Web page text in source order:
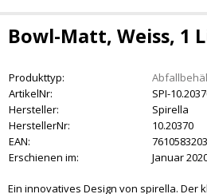
Bowl-Matt, Weiss, 1
Produkttyp:
ArtikelNr:
SPI-
Hersteller:
Spirella
HerstellerNr:
10.20370
EAN:
Erschienen im:
Januar
Ein innovatives Design von spirella. Der